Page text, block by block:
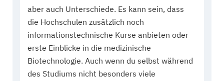
aber auch Unterschiede. Es kann sein, dass
die Hochschulen zusätzlich noch
informationstechnische Kurse anbieten oder
erste Einblicke in die medizinische
Biotechnologie. Auch wenn du selbst während
des Studiums nicht besonders viele